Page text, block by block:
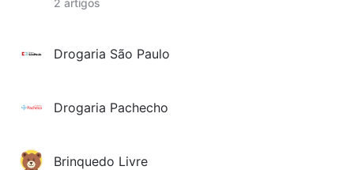
2 artigos
Drogaria São Paulo
Drogaria Pachecho
Brinquedo Livre